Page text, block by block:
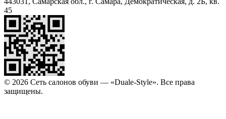
45
© 2026 Сеть салонов обуви — «Duale-Style». Все права
защищены.